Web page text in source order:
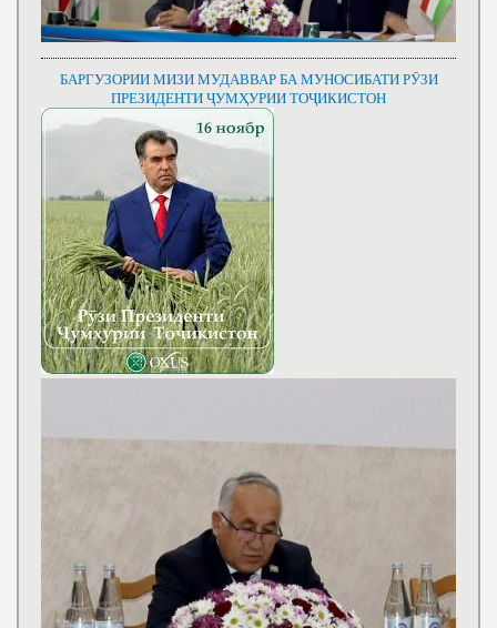
БАРГУЗОРИИ МИЗИ МУДАВВАР БА МУНОСИБАТИ РӮЗИ
ПРЕЗИДЕНТИ ҶУМҲУРИИ ТОҶИКИСТОН